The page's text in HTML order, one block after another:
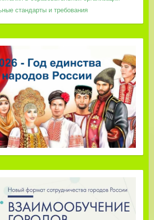
стандарты и требования